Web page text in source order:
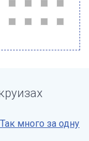
много за одну